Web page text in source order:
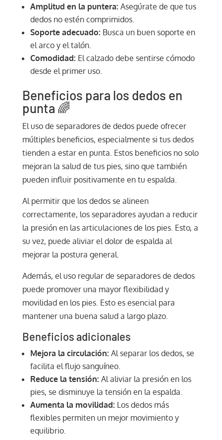
Amplitud en la puntera: Asegúrate de que tus
dedos no estén comprimidos.
Soporte adecuado: Busca un buen soporte en
el arco y el talón.
Comodidad: El calzado debe sentirse cómodo
desde el primer uso.
Beneficios para los dedos en
punta 🌈
El uso de separadores de dedos puede ofrecer
múltiples beneficios, especialmente si tus dedos
tienden a estar en punta. Estos beneficios no solo
mejoran la salud de tus pies, sino que también
pueden influir positivamente en tu espalda.
Al permitir que los dedos se alineen
correctamente, los separadores ayudan a reducir
la presión en las articulaciones de los pies. Esto, a
su vez, puede aliviar el dolor de espalda al
mejorar la postura general.
Además, el uso regular de separadores de dedos
puede promover una mayor flexibilidad y
movilidad en los pies. Esto es esencial para
mantener una buena salud a largo plazo.
Beneficios adicionales
Mejora la circulación: Al separar los dedos, se
facilita el flujo sanguíneo.
Reduce la tensión: Al aliviar la presión en los
pies, se disminuye la tensión en la espalda.
Aumenta la movilidad: Los dedos más
flexibles permiten un mejor movimiento y
equilibrio.